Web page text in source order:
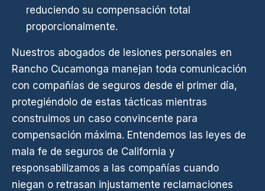
reduciendo su compensación total
proporcionalmente.
Nuestros abogados de lesiones personales en
Rancho Cucamonga manejan toda comunicación
con compañías de seguros desde el primer día,
protegiéndolo de estas tácticas mientras
construimos un caso convincente para
compensación máxima. Entendemos las leyes de
mala fe de seguros de California y
responsabilizamos a las compañías cuando
niegan o retrasan injustamente reclamaciones